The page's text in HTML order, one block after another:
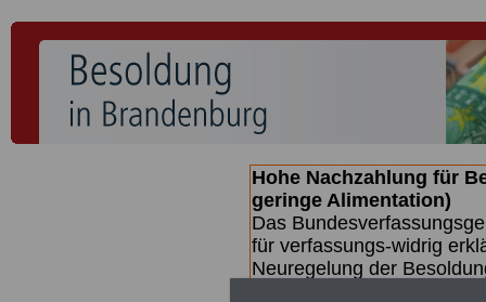
Hohe Nachzahlung für
geringe Alimentation)
Das
für verfassungs-widrig
Neuregelung der